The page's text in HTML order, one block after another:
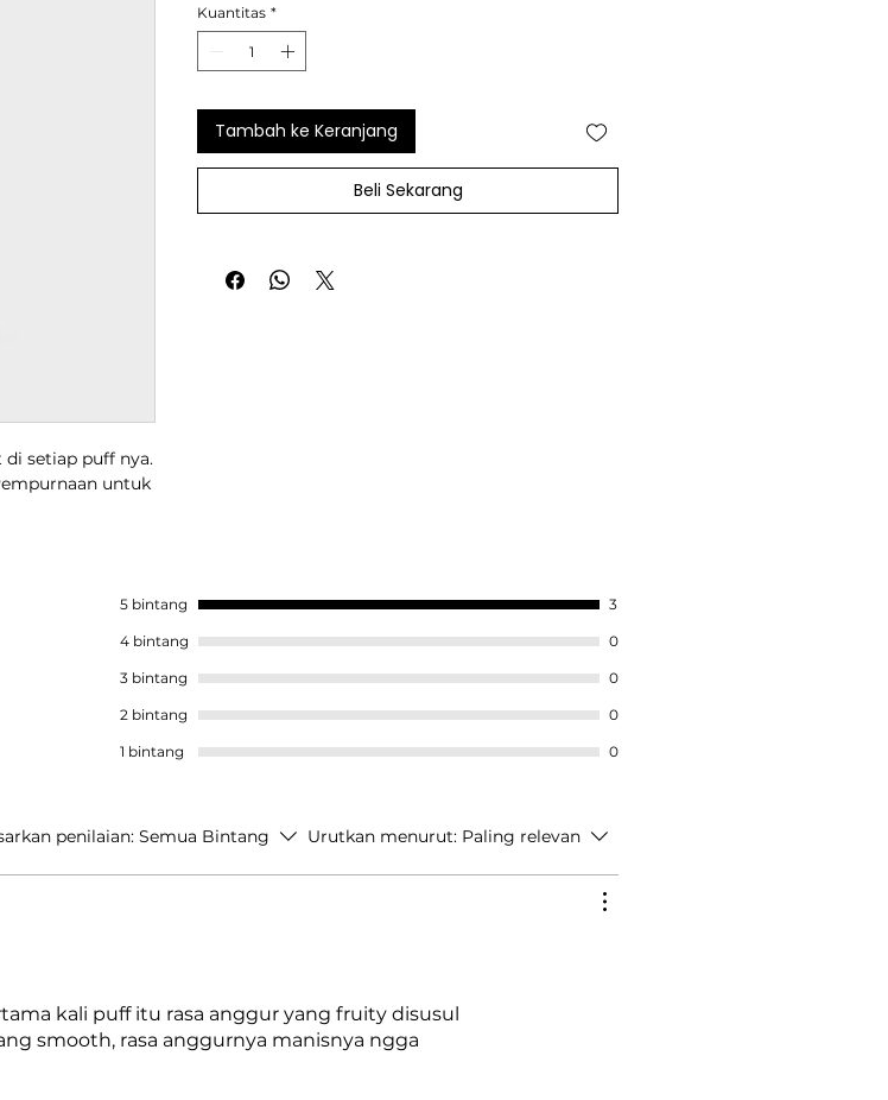
di setiap puff nya.
untuk
Kuantitas *
Tambah ke Keranjang
Beli Sekarang
5 bintang 3
4 bintang 0
3 bintang 0
2 bintang 0
1 bintang 0
penilaian: Semua Bintang Urutkan menurut: Paling relevan
kali puff itu rasa anggur yang fruity disusul
smooth, rasa anggurnya manisnya ngga